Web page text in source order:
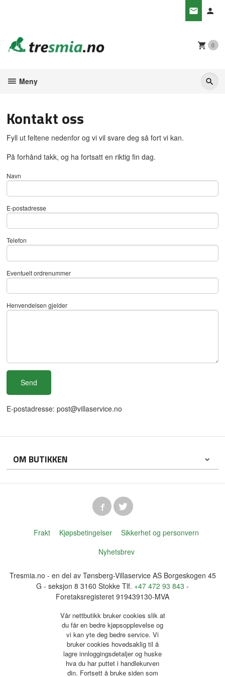
0
Meny
Kontakt oss
Fyll ut feltene nedenfor og vi vil svare deg så fort vi kan.
På forhånd takk, og ha fortsatt en riktig fin dag.
Navn
E-postadresse
Telefon
Eventuelt ordrenummer
Henvendelsen gjelder
E-postadresse: post@villaservice.no
OM BUTIKKEN
Frakt Kjøpsbetingelser
Sikkerhet og personvern
Nyhetsbrev
Tresmia.no - en del av Tønsberg-Villaservice AS Borgeskogen 45
G - seksjon 8 3160 Stokke Tlf. +47 472 93 843 -
Foretaksregisteret 919439130-MVA
Vår nettbutikk bruker cookies slik at
du får en bedre kjøpsopplevelse og
vi kan yte deg bedre service. Vi
bruker cookies hovedsaklig til å
lagre innloggingsdetaljer og huske
hva du har puttet i handlekurven
din. Fortsett å bruke siden som